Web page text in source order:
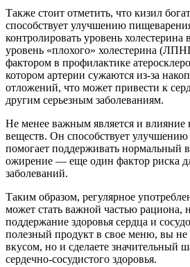
Также стоит отметить, что кизил
способствует улучшению
контролировать уровень
уровень «плохого» холестерина
фактором в профилактике
котором артерии сужаются из-за
отложений, что может привести к
другим серьезным заболеваниям.
Не менее важным является и влияние
веществ. Он способствует улучшению
помогает поддерживать нормальный
ожирение — еще один фактор риска
заболеваний.
Таким образом, регулярное
может стать важной частью рациона,
поддержание здоровья сердца и
полезный продукт в свое меню, вы не
вкусом, но и сделаете значительный
сердечно-сосудистого здоровья.